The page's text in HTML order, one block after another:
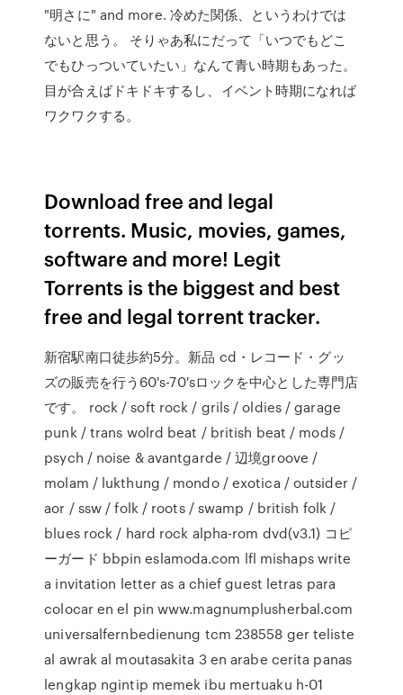
"明さに" and more. 冷めた関係、というわけでは
ないと思う。 そりゃあ私にだって「いつでもどこ
でもひっついていたい」なんて青い時期もあった。
目が合えばドキドキするし、イベント時期になれば
ワクワクする。
Download free and legal
torrents. Music, movies, games,
software and more! Legit
Torrents is the biggest and best
free and legal torrent tracker.
新宿駅南口徒歩約5分。新品 cd・レコード・グッ
ズの販売を行う60's-70'sロックを中心とした専門店
です。 rock / soft rock / grils / oldies / garage
punk / trans wolrd beat / british beat / mods /
psych / noise & avantgarde / 辺境groove /
molam / lukthung / mondo / exotica / outsider /
aor / ssw / folk / roots / swamp / british folk /
blues rock / hard rock alpha-rom dvd(v3.1) コピ
ーガード bbpin eslamoda.com lfl mishaps write
a invitation letter as a chief guest letras para
colocar en el pin www.magnumplusherbal.com
universalfernbedienung tcm 238558 ger teliste
al awrak al moutasakita 3 en arabe cerita panas
lengkap ngintip memek ibu mertuaku h-01